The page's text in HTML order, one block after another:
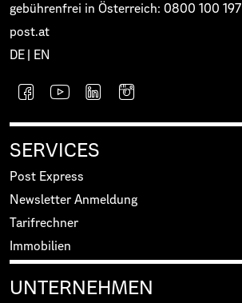
gebührenfrei in Österreich: 0800 100 197
post.at
DE
EN
SERVICES
Post Express
Newsletter Anmeldung
Tarifrechner
Immobilien
UNTERNEHMEN